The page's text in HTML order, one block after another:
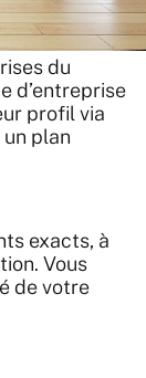
du
d’entreprise
profil via
un plan
exacts, à
Vous
de votre